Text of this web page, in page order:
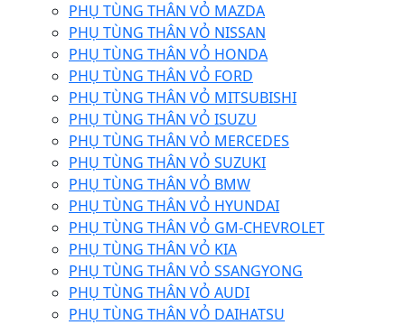
PHỤ TÙNG THÂN VỎ MAZDA
PHỤ TÙNG THÂN VỎ NISSAN
PHỤ TÙNG THÂN VỎ HONDA
PHỤ TÙNG THÂN VỎ FORD
PHỤ TÙNG THÂN VỎ MITSUBISHI
PHỤ TÙNG THÂN VỎ ISUZU
PHỤ TÙNG THÂN VỎ MERCEDES
PHỤ TÙNG THÂN VỎ SUZUKI
PHỤ TÙNG THÂN VỎ BMW
PHỤ TÙNG THÂN VỎ HYUNDAI
PHỤ TÙNG THÂN VỎ GM-CHEVROLET
PHỤ TÙNG THÂN VỎ KIA
PHỤ TÙNG THÂN VỎ SSANGYONG
PHỤ TÙNG THÂN VỎ AUDI
PHỤ TÙNG THÂN VỎ DAIHATSU